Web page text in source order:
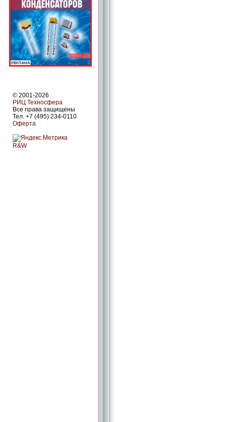
© 2001-2026
РИЦ Техносфера
Все права защищены
Тел. +7 (495) 234-0110
Оферта
R&W